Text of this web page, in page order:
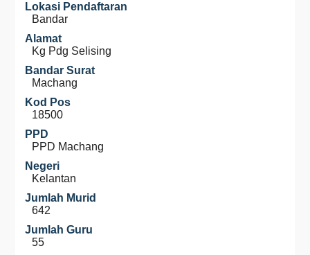
Lokasi Pendaftaran
Bandar
Alamat
Kg Pdg Selising
Bandar Surat
Machang
Kod Pos
18500
PPD
PPD Machang
Negeri
Kelantan
Jumlah Murid
642
Jumlah Guru
55